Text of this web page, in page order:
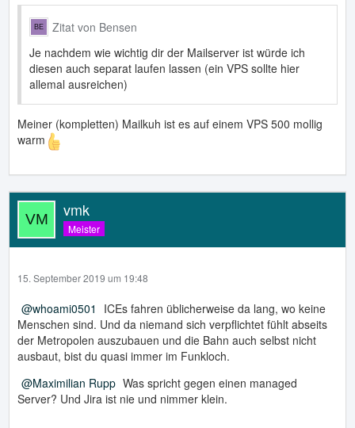
Zitat von Bensen
Je nachdem wie wichtig dir der Mailserver ist würde ich
diesen auch separat laufen lassen (ein VPS sollte hier
allemal ausreichen)
Meiner (kompletten) Mailkuh ist es auf einem VPS 500 mollig
warm
vmk
Meister
15. September 2019 um 19:48
whoami0501
ICEs fahren üblicherweise da lang, wo keine
Menschen sind. Und da niemand sich verpflichtet fühlt abseits
der Metropolen auszubauen und die Bahn auch selbst nicht
ausbaut, bist du quasi immer im Funkloch.
Maximilian Rupp Was spricht gegen einen managed
Server? Und Jira ist nie und nimmer klein.